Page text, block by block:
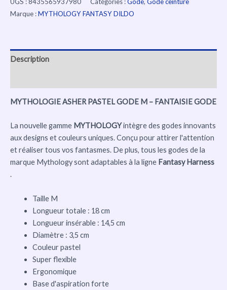
Marque :MYTHOLOGY FANTASY DILDO
Description
MYTHOLOGIE ASHER PASTEL GODE M – FANTAISIE GODE
La nouvelle gamme MYTHOLOGYintègre des godes innovants
aux designs et couleurs uniques. Conçu pour attirer l'attention
et réaliser tous vos fantasmes. De plus, tous les godes de la
marque Mythology sont adaptables à la ligne Fantasy Harness
.
Taille M
Longueur totale : 18 cm
Longueur insérable : 14,5 cm
Diamètre : 3,5 cm
Couleur pastel
Super flexible
Ergonomique
Base d'aspiration forte